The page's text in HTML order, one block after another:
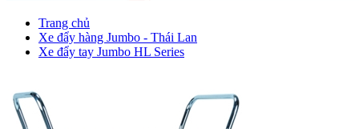
Trang chủ
Xe đẩy hàng Jumbo - Thái Lan
Xe đẩy tay Jumbo HL Series